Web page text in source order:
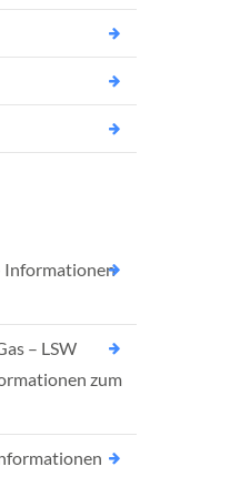
Informationen
– LSW
zum